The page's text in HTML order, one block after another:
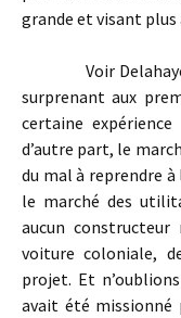
grande et visant plus
Voir Delahaye
surprenant aux
certaine
d’autre part, le
du mal à reprendre à
le marché des
aucun
voiture coloniale,
projet. Et
avait été missionné